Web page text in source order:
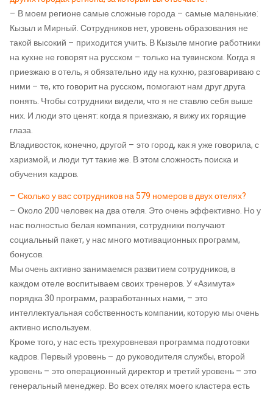
– В моем регионе самые сложные города – самые маленькие:
Кызыл и Мирный. Сотрудников нет, уровень образования не
такой высокий – приходится учить. В Кызыле многие работники
на кухне не говорят на русском – только на тувинском. Когда я
приезжаю в отель, я обязательно иду на кухню, разговариваю с
ними – те, кто говорит на русском, помогают нам друг друга
понять. Чтобы сотрудники видели, что я не ставлю себя выше
них. И люди это ценят: когда я приезжаю, я вижу их горящие
глаза.
Владивосток, конечно, другой – это город, как я уже говорила, с
харизмой, и люди тут такие же. В этом сложность поиска и
обучения кадров.
– Сколько у вас сотрудников на 579 номеров в двух отелях?
– Около 200 человек на два отеля. Это очень эффективно. Но у
нас полностью белая компания, сотрудники получают
социальный пакет, у нас много мотивационных программ,
бонусов.
Мы очень активно занимаемся развитием сотрудников, в
каждом отеле воспитываем своих тренеров. У «Азимута»
порядка 30 программ, разработанных нами, – это
интеллектуальная собственность компании, которую мы очень
активно используем.
Кроме того, у нас есть трехуровневая программа подготовки
кадров. Первый уровень – до руководителя службы, второй
уровень – это операционный директор и третий уровень – это
генеральный менеджер. Во всех отелях моего кластера есть